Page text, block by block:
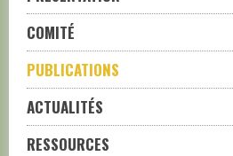
COMITÉ
PUBLICATIONS
ACTUALITÉS
RESSOURCES